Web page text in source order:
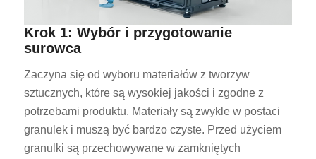
Krok 1: Wybór i przygotowanie
surowca
Zaczyna się od wyboru materiałów z tworzyw
sztucznych, które są wysokiej jakości i zgodne z
potrzebami produktu. Materiały są zwykle w postaci
granulek i muszą być bardzo czyste. Przed użyciem
granulki są przechowywane w zamkniętych